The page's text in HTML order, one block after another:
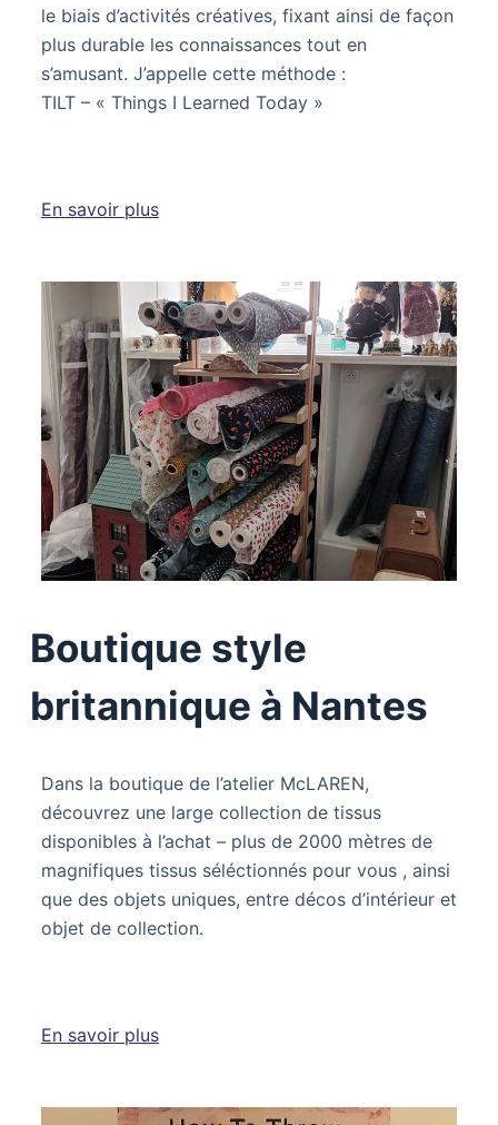
le biais d’activités créatives, fixant ainsi de façon
plus durable les connaissances tout en
s’amusant. J’appelle cette méthode :
TILT – « Things I Learned Today »
En savoir plus
Boutique style
britannique à Nantes
Dans la boutique de l’atelier McLAREN,
découvrez une large collection de tissus
disponibles à l’achat – plus de 2000 mètres de
magnifiques tissus séléctionnés pour vous , ainsi
que des objets uniques, entre décos d’intérieur et
objet de collection.
En savoir plus